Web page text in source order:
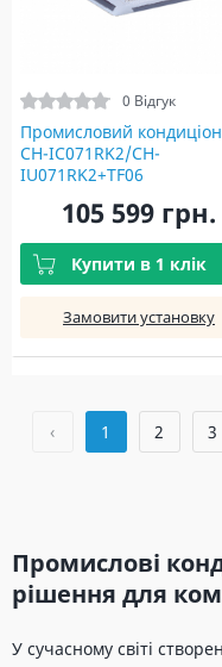
0 Відгук
Промисловий
CH-IC071RK2/CH-
IU071RK2+TF06
105 599 грн.
Купити в 1 клік
Замовити установку
‹ 1 2 3
Промислові
рішення для
У сучасному світі